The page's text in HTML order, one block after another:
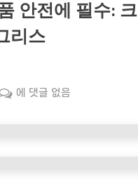
안전에 필수: 크
리스
[커
에 댓글 없음